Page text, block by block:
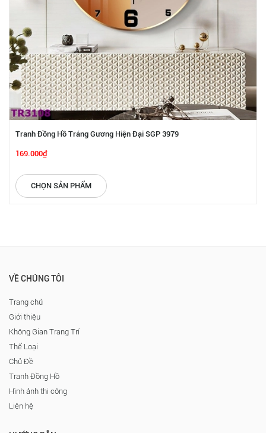
Tranh Đồng Hồ Tráng Gương Hiện Đại SGP 3979
169.000₫
CHỌN SẢN PHẨM
VỀ CHÚNG TÔI
Trang chủ
Giới thiệu
Không Gian Trang Trí
Thể Loại
Chủ Đề
Tranh Đồng Hồ
Hình ảnh thi công
Liên hệ